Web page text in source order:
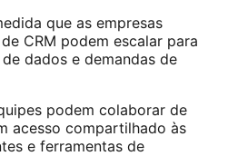
que as empresas
CRM podem escalar para
dados e demandas de
podem colaborar de
acesso compartilhado às
e ferramentas de